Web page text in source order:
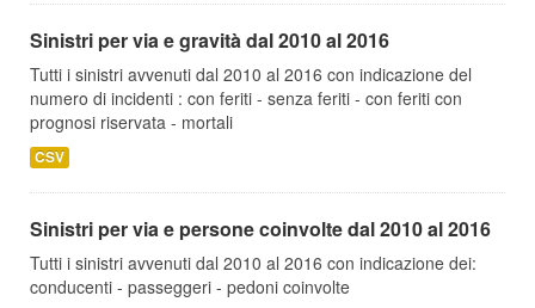
Sinistri per via e gravità dal 2010 al 2016
Tutti i sinistri avvenuti dal 2010 al 2016 con indicazione del
numero di incidenti : con feriti - senza feriti - con feriti con
prognosi riservata - mortali
CSV
Sinistri per via e persone coinvolte dal 2010 al 2016
Tutti i sinistri avvenuti dal 2010 al 2016 con indicazione dei:
conducenti - passeggeri - pedoni coinvolte